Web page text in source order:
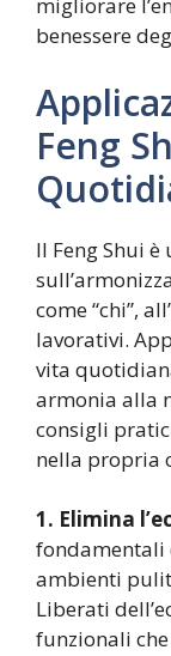
benessere
Feng
Il Feng Shui
come “chi”,
lavorativi.
vita
armonia alla
consigli
nella propria
1. Elimina
fondamentali
ambienti
Liberati
funzionali